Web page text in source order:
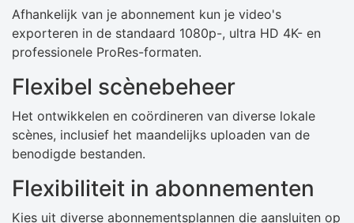
Afhankelijk van je abonnement kun je video's
exporteren in de standaard 1080p-, ultra HD 4K- en
professionele ProRes-formaten.
Flexibel scènebeheer
Het ontwikkelen en coördineren van diverse lokale
scènes, inclusief het maandelijks uploaden van de
benodigde bestanden.
Flexibiliteit in abonnementen
Kies uit diverse abonnementsplannen die aansluiten op